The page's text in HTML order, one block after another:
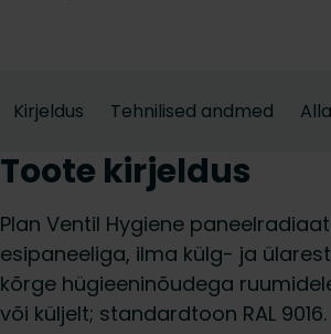
Kirjeldus Tehnilised andmed
Toote kirjeldus
Plan Ventil Hygiene
esipaneeliga, ilma külg- ja
kõrge hügieeninõudega
või küljelt; standardtoon RAL 9016.